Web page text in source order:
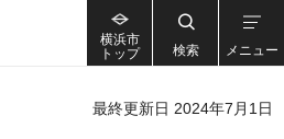
横浜市
トップ
検索 メニュー
最終更新日 2024年7月1日